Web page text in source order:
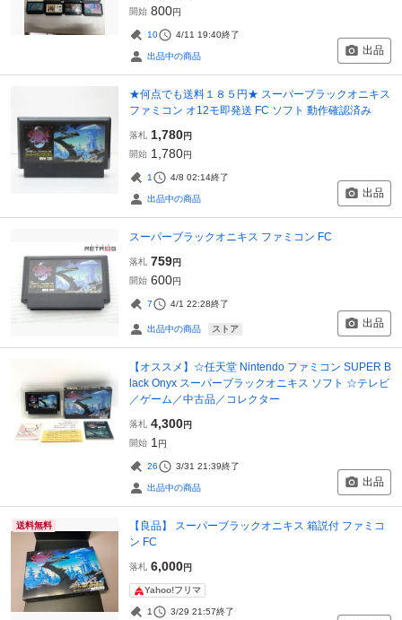
開始 800円
10 4/11 19:40終了
出品中の商品 出品
★何点でも送料１８５円★ スーパーブラックオニキス
ファミコン オ12モ即発送 FC ソフト 動作確認済み
落札 1,780円
開始 1,780円
1 4/8 02:14終了
出品中の商品 出品
スーパーブラックオニキス ファミコン FC
落札 759円
開始 600円
7 4/1 22:28終了
出品中の商品 ストア 出品
【オススメ】☆任天堂 Nintendo ファミコン SUPER B
lack Onyx スーパーブラックオニキス ソフト ☆テレビ
／ゲーム／中古品／コレクター
落札 4,300円
開始 1 円
26 3/31 21:39終了
出品中の商品 出品
送料無料
【良品】 スーパーブラックオニキス 箱説付 ファミコ
ン FC
落札 6,000円
Yahoo!フリマ
1 3/29 21:57終了